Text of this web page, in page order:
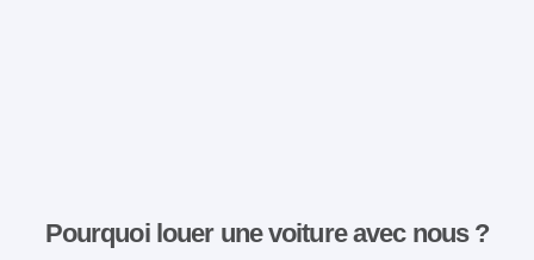
Pourquoi louer une voiture avec nous ?